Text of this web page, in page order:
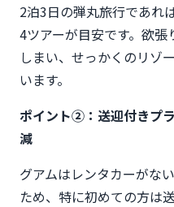
2泊3日の弾丸旅行であれ
4ツアーが目安です。欲
しまい、せっかくのリゾ
います。
ポイント②：送迎付きプ
減
グアムはレンタカーがな
ため、特に初めての方は